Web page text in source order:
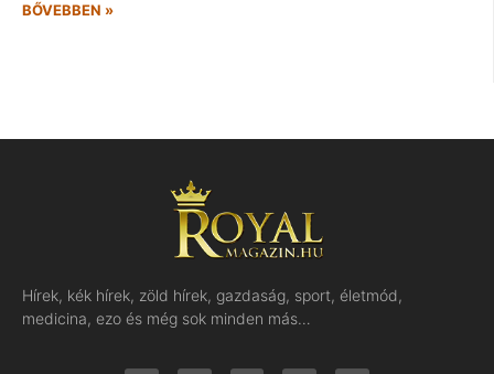
BŐVEBBEN »
Hírek, kék hírek, zöld hírek, gazdaság, sport, életmód,
medicina, ezo és még sok minden más…